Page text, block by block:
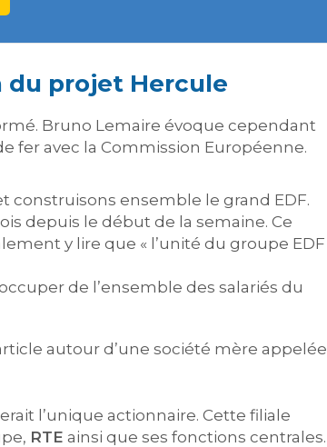
du projet Hercule
Bruno Lemaire évoque cependant
fer avec la Commission Européenne.
construisons ensemble le grand EDF.
depuis le début de la semaine. Ce
y lire que « l’unité du groupe EDF
de l’ensemble des salariés du
autour d’une société mère appelée
l’unique actionnaire. Cette filiale
RTE ainsi que ses fonctions centrales.